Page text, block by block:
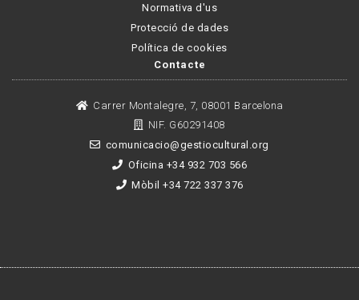
Normativa d'us
Protecció de dades
Política de cookies
Contacte
Carrer Montalegre, 7, 08001 Barcelona
NIF. G60291408
comunicacio@gestiocultural.org
Oficina +34 932 703 566
Mòbil +34 722 337 376